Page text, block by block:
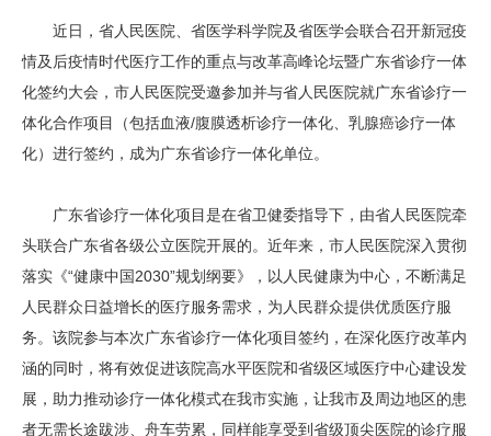
近日，省人民医院、省医学科学院及省医学会联合召开新冠疫
情及后疫情时代医疗工作的重点与改革高峰论坛暨广东省诊疗一体
化签约大会，市人民医院受邀参加并与省人民医院就广东省诊疗一
体化合作项目（包括血液/腹膜透析诊疗一体化、乳腺癌诊疗一体
化）进行签约，成为广东省诊疗一体化单位。
广东省诊疗一体化项目是在省卫健委指导下，由省人民医院牵
头联合广东省各级公立医院开展的。近年来，市人民医院深入贯彻
落实《“健康中国2030”规划纲要》，以人民健康为中心，不断满足
人民群众日益增长的医疗服务需求，为人民群众提供优质医疗服
务。该院参与本次广东省诊疗一体化项目签约，在深化医疗改革内
涵的同时，将有效促进该院高水平医院和省级区域医疗中心建设发
展，助力推动诊疗一体化模式在我市实施，让我市及周边地区的患
者无需长途跋涉、舟车劳累，同样能享受到省级顶尖医院的诊疗服